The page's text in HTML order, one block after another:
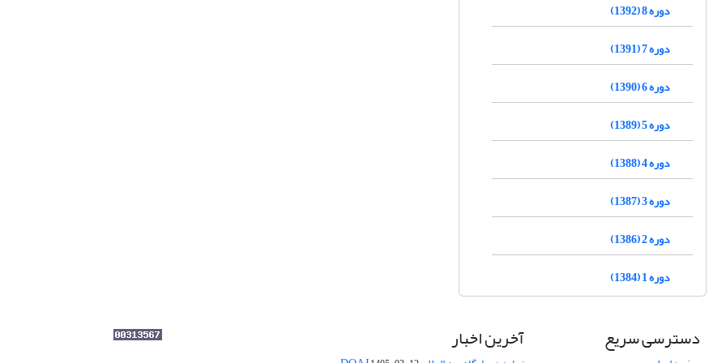
دوره 8 (1392)
دوره 7 (1391)
دوره 6 (1390)
دوره 5 (1389)
دوره 4 (1388)
دوره 3 (1387)
دوره 2 (1386)
دوره 1 (1384)
دسترسی سریع آخرین اخبار